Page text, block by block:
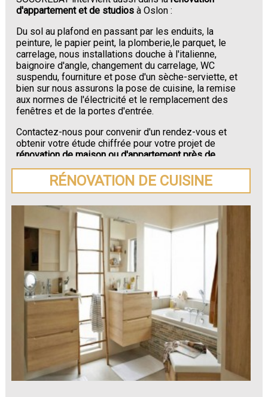
d'appartement et de studios à Oslon :
Du sol au plafond en passant par les enduits, la
peinture, le papier peint, la plomberie,le parquet, le
carrelage, nous installations douche à l'italienne,
baignoire d'angle, changement du carrelage, WC
suspendu, fourniture et pose d'un sèche-serviette, et
bien sur nous assurons la pose de cuisine, la remise
aux normes de l'électricité et le remplacement des
fenêtres et de la portes d'entrée.
Contactez-nous pour convenir d'un rendez-vous et
obtenir votre étude chiffrée pour votre projet de
rénovation de maison ou d'appartement près de
Oslon.
RÉNOVATION DE CUISINE